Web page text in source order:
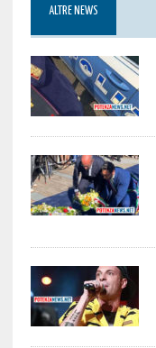
ALTRE NEWS